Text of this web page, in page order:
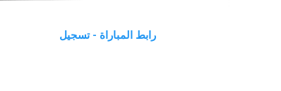
رابط المباراة - تسجيل